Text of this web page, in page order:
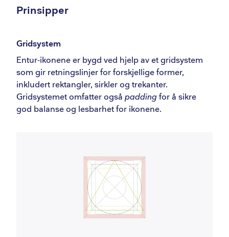
Prinsipper
Gridsystem
Entur-ikonene er bygd ved hjelp av et gridsystem
som gir retningslinjer for forskjellige former,
inkludert rektangler, sirkler og trekanter.
Gridsystemet omfatter også padding for å sikre
god balanse og lesbarhet for ikonene.